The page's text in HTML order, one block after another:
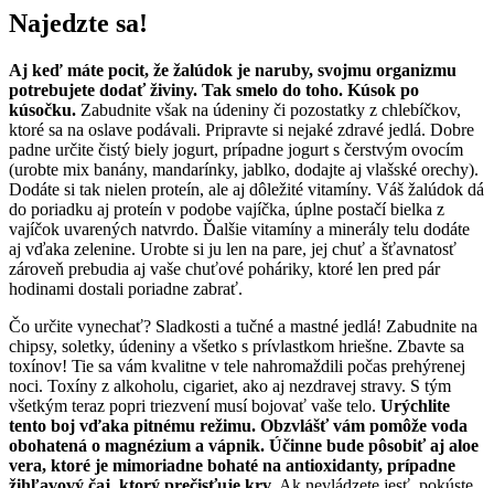
Najedzte sa!
Aj keď máte pocit, že žalúdok je naruby, svojmu organizmu
potrebujete dodať živiny. Tak smelo do toho. Kúsok po
kúsočku. Zabudnite však na údeniny či pozostatky z chlebíčkov,
ktoré sa na oslave podávali. Pripravte si nejaké zdravé jedlá. Dobre
padne určite čistý biely jogurt, prípadne jogurt s čerstvým ovocím
(urobte mix banány, mandarínky, jablko, dodajte aj vlašské orechy).
Dodáte si tak nielen proteín, ale aj dôležité vitamíny. Váš žalúdok dá
do poriadku aj proteín v podobe vajíčka, úplne postačí bielka z
vajíčok uvarených natvrdo. Ďalšie vitamíny a minerály telu dodáte
aj vďaka zelenine. Urobte si ju len na pare, jej chuť a šťavnatosť
zároveň prebudia aj vaše chuťové poháriky, ktoré len pred pár
hodinami dostali poriadne zabrať.
Čo určite vynechať? Sladkosti a tučné a mastné jedlá! Zabudnite na
chipsy, soletky, údeniny a všetko s prívlastkom hriešne. Zbavte sa
toxínov! Tie sa vám kvalitne v tele nahromaždili počas prehýrenej
noci. Toxíny z alkoholu, cigariet, ako aj nezdravej stravy. S tým
všetkým teraz popri triezvení musí bojovať vaše telo. Urýchlite
tento boj vďaka pitnému režimu. Obzvlášť vám pomôže voda
obohatená o magnézium a vápnik. Účinne bude pôsobiť aj aloe
vera, ktoré je mimoriadne bohaté na antioxidanty, prípadne